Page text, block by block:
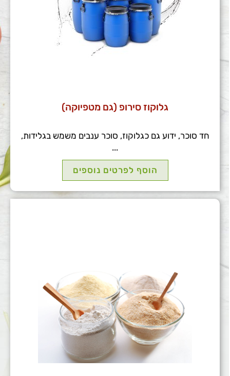
גלוקוז סירופ (גם מטפיוקה)
חד סוכר, ידוע גם כגלוקוז, סוכר ענבים משמש בגלידות,
...
הוסף לפרטים נוספים